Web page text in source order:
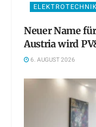
ELEKTROTECHNIK
Neuer Name
Austria wird
6. AUGUST 2026